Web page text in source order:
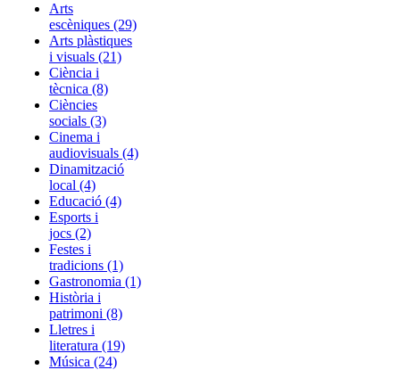
Arts
escèniques (29)
Arts plàstiques
i visuals (21)
Ciència i
tècnica (8)
Ciències
socials (3)
Cinema i
audiovisuals (4)
Dinamització
local (4)
Educació (4)
Esports i
jocs (2)
Festes i
tradicions (1)
Gastronomia (1)
Història i
patrimoni (8)
Lletres i
literatura (19)
Música (24)